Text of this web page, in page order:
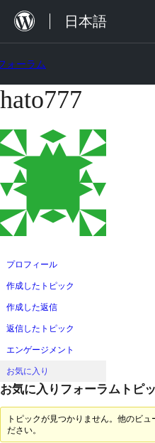
キ
プ
日本語
ォーラム
コ
テ
ン
ツ
ス
ッ
プ
hato777
プロフィール
作成したトピック
作成した返信
返信したトピック
エンゲージメント
お気に入り
お気に入りフォーラムトピ
トピックが見つかりません。他のビ
ださい。